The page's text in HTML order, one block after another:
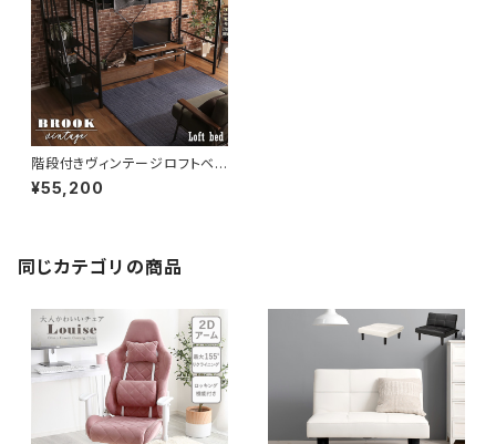
階段付きヴィンテージロフトベッ
ド シングルベッド パイプベッド
ロフトベッド bed ロフト ハシゴ
¥55,200
同じカテゴリの商品